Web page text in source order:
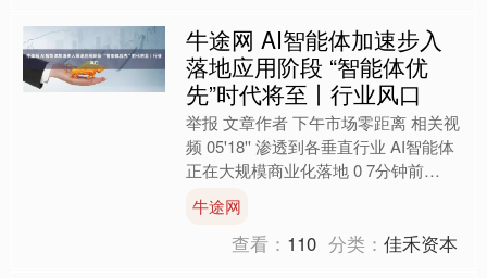
牛途网 AI智能体加速步入
落地应用阶段 “智能体优
先”时代将至丨行业风口
举报 文章作者 下午市场零距离 相关视
频 05'18'' 渗透到各垂直行业 AI智能体
正在大规模商业化落地 0 7分钟前
02'....
牛途网
查看： 110 分类：佳禾资本